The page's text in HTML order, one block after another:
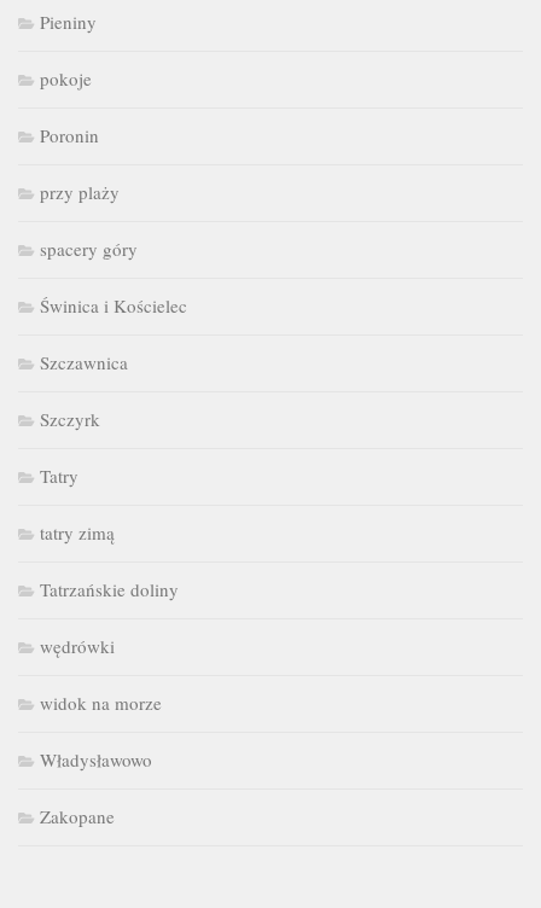
Pieniny
pokoje
Poronin
przy plaży
spacery góry
Świnica i Kościelec
Szczawnica
Szczyrk
Tatry
tatry zimą
Tatrzańskie doliny
wędrówki
widok na morze
Władysławowo
Zakopane